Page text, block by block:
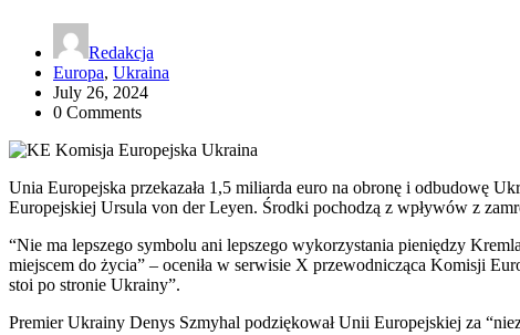
Redakcja
Europa, Ukraina
July 26, 2024
0 Comments
Unia Europejska przekazała 1,5 miliarda euro na obronę i odbudowę
Europejskiej Ursula von der Leyen. Środki pochodzą z wpływów z
“Nie ma lepszego symbolu ani lepszego wykorzystania pieniędzy
miejscem do życia” – oceniła w serwisie X przewodnicząca Komisji
stoi po stronie Ukrainy”.
Premier Ukrainy Denys Szmyhal podziękował Unii Europejskiej za